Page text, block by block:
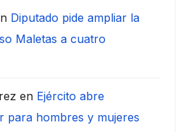
Diputado pide ampliar la
Maletas a cuatro
en Ejército abre
para hombres y mujeres